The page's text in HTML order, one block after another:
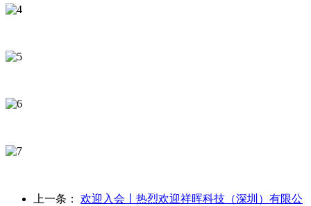
上一条： 欢迎入会丨热烈欢迎祥晖科技（深圳）有限公